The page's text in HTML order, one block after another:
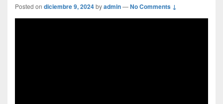
Posted on diciembre 9, 2024byadmin—No Comments ↓